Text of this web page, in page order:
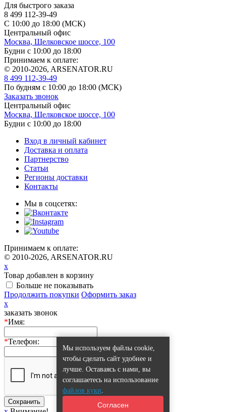
Мы используем файлы cookie,
чтобы сделать сайт удобнее и
лучше. Оставаясь с нами, вы
соглашаетесь на использование
файлов куки.
Согласен
Для быстрого заказа
8 499 112-39-49
С 10:00 до 18:00 (МСК)
Центральный офис
Москва, Щелковское шоссе, 100
Будни с 10:00 до 18:00
Принимаем к оплате:
© 2010-2026, ARSENATOR.RU
8 499 112-39-49
По будням с 10:00 до 18:00 (МСК)
Заказать звонок
Центральный офис
Москва, Щелковское шоссе, 100
Будни с 10:00 до 18:00
Вход в личный кабинет
Доставка и оплата
Партнерство
Статьи
Регионы доставки
Контакты
Мы в соцсетях:
Принимаем к оплате:
© 2010-2026, ARSENATOR.RU
x
Товар добавлен в корзину
Больше не показывать
Продолжить покупки Оформить заказ
x
заказать звонок
*Имя:
*Телефон:
Сохранить